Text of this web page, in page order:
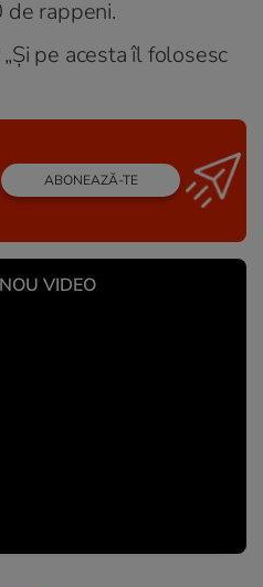
rappeni.
pe acesta îl folosesc
ABONEAZĂ-TE
VIDEO